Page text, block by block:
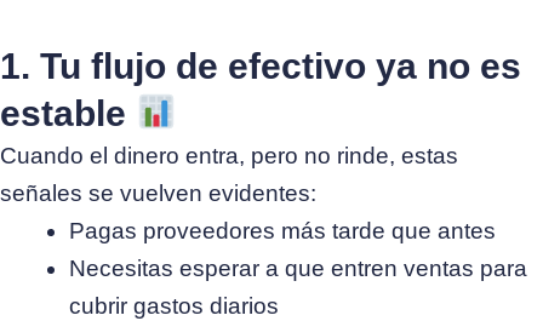
1. Tu flujo de efectivo ya no es
estable
Cuando el dinero entra, pero no rinde, estas
señales se vuelven evidentes:
Pagas proveedores más tarde que antes
Necesitas esperar a que entren ventas para
cubrir gastos diarios